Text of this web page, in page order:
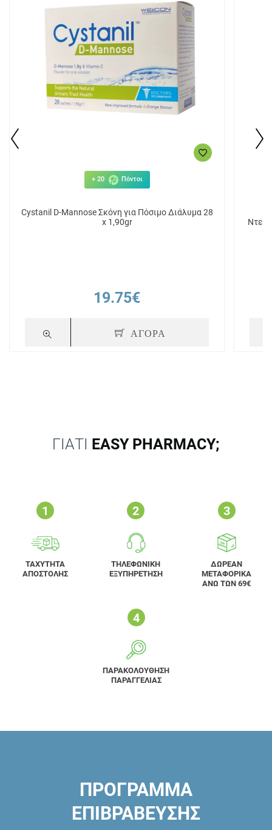
+ 20 Πόντοι
Cystanil D-Mannose Σκόνη για Πόσιμο Διάλυμα 28
x 1,90gr
19.75€
ΑΓΟΡΑ
ΓΙΑΤΙ EASY PHARMACY;
ΤΑΧΥΤΗΤΑ
ΑΠΟΣΤΟΛΗΣ
ΤΗΛΕΦΩΝΙΚΗ
ΕΞΥΠΗΡΕΤΗΣΗ
ΔΩΡΕΑΝ
ΜΕΤΑΦΟΡΙΚΑ
ΑΝΩ ΤΩΝ 69€
ΠΑΡΑΚΟΛΟΥΘΗΣΗ
ΠΑΡΑΓΓΕΛΙΑΣ
ΠΡΟΓΡΑΜΜΑ
ΕΠΙΒΡΑΒΕΥΣΗΣ